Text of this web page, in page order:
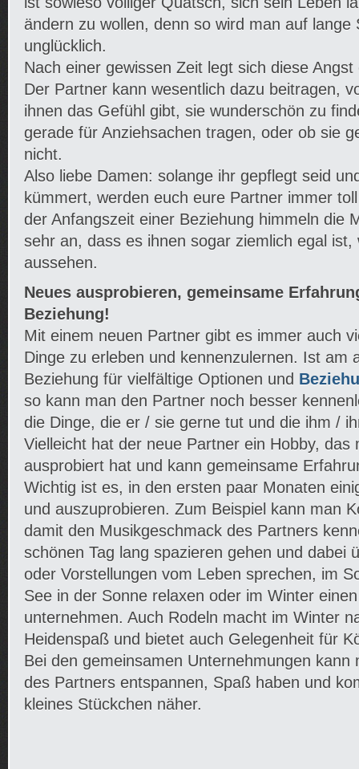
ändern zu wollen, denn so wird man auf lange
unglücklich.
Nach einer gewissen Zeit legt sich diese
Der Partner kann wesentlich dazu beitragen,
ihnen das Gefühl gibt, sie wunderschön zu
gerade für Anziehsachen tragen, oder ob sie
nicht.
Also liebe Damen: solange ihr gepflegt seid
kümmert, werden euch eure Partner immer
der Anfangszeit einer Beziehung himmeln die
sehr an, dass es ihnen sogar ziemlich egal ist,
aussehen.
Neues ausprobieren, gemeinsame
Beziehung!
Mit einem neuen Partner gibt es immer auch
Dinge zu erleben und kennenzulernen. Ist am
Beziehung für vielfältige Optionen und
so kann man den Partner noch besser
die Dinge, die er / sie gerne tut und die ihm /
Vielleicht hat der neue Partner ein Hobby, das
ausprobiert hat und kann gemeinsame
Wichtig ist es, in den ersten paar Monaten
und auszuprobieren. Zum Beispiel kann man
damit den Musikgeschmack des Partners
schönen Tag lang spazieren gehen und dabei
oder Vorstellungen vom Leben sprechen, im
See in der Sonne relaxen oder im Winter
unternehmen. Auch Rodeln macht im Winter
Heidenspaß und bietet auch Gelegenheit für
Bei den gemeinsamen Unternehmungen kann
des Partners entspannen, Spaß haben und
kleines Stückchen näher.